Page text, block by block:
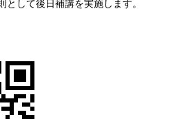
として後日補講を実施します。